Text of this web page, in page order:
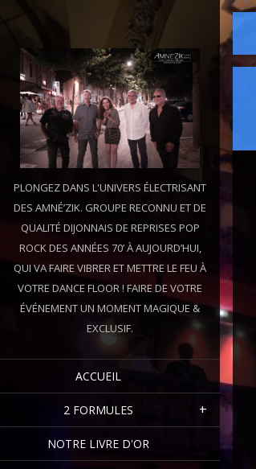
PLONGEZ DANS L'UNIVERS ÉLECTRISANT
DES AMNÉ’ZIK. GROUPE RECONNU ET DE
QUALITÉ DIJONNAIS DE REPRISES POP
ROCK DES ANNÉES 70’ À AUJOURD’HUI,
QUI VA FAIRE VIBRER ET METTRE LE FEU À
VOTRE DANCE FLOOR ! FAIRE DE VOTRE
ÉVÉNEMENT UN MOMENT MAGIQUE &
EXCLUSIF.
ACCUEIL
2 FORMULES
NOTRE LIVRE D'OR